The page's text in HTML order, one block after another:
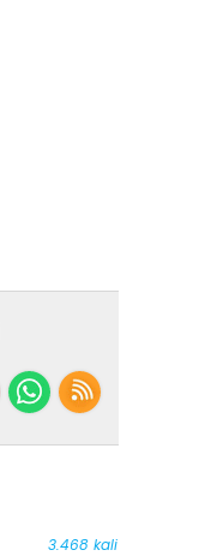
3.468 kali